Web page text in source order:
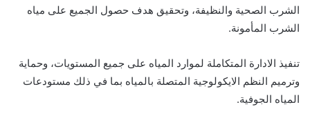
الشرب الصحية والنظيفة، وتحقيق هدف حصول الجميع على مياه
الشرب المأمونة.
تنفيذ الادارة المتكاملة لموارد المياه على جميع المستويات، وحماية
وترميم النظم الايكولوجية المتصلة بالمياه بما في ذلك مستودعات
المياه الجوفية.